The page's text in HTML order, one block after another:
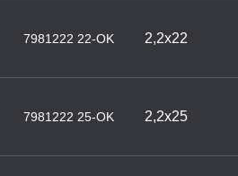
7981222 22-OK 2,2х22
7981222 25-OK 2,2х25